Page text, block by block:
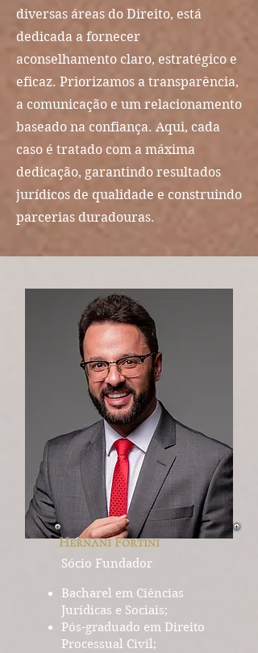
diversas áreas do Direito, está
dedicada a fornecer
aconselhamento claro, estratégico e
eficaz. Priorizamos a transparência,
a comunicação e um relacionamento
baseado na confiança. Aqui, cada
caso é tratado com a máxima
dedicação, garantindo resultados
jurídicos de qualidade e construindo
parcerias duradouras.
Hernani Fortini
Sócio Fundador
Bacharel em Ciências
Jurídicas e Sociais;
Pós-graduado em Direito
Processual Civil;